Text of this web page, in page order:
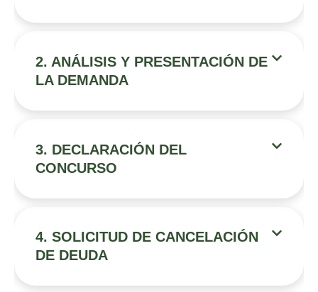
2. ANÁLISIS Y PRESENTACIÓN DE
LA DEMANDA
3. DECLARACIÓN DEL
CONCURSO
4. SOLICITUD DE CANCELACIÓN
DE DEUDA